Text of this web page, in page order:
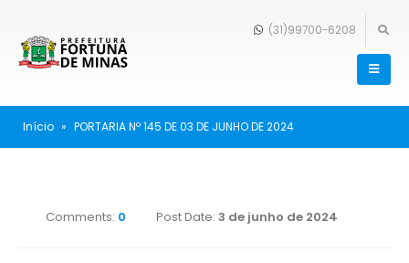
(31)99700-6208
Início » PORTARIA Nº 145 DE 03 DE JUNHO DE 2024
Comments: 0 Post Date: 3 de junho de 2024